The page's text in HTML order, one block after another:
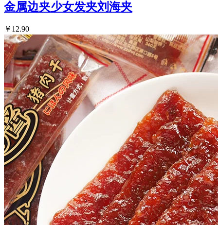
金属边夹少女发夹刘海夹
￥12.90